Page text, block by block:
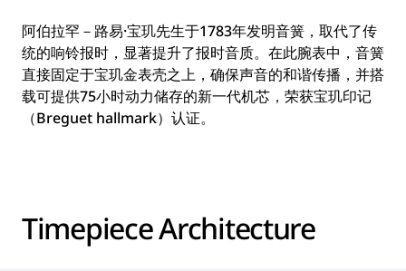
阿伯拉罕－路易·宝玑先生于1783年发明音簧，取代了传
统的响铃报时，显著提升了报时音质。在此腕表中，音簧
直接固定于宝玑金表壳之上，确保声音的和谐传播，并搭
载可提供75小时动力储存的新一代机芯，荣获宝玑印记
（Breguet hallmark）认证。
Timepiece Architecture